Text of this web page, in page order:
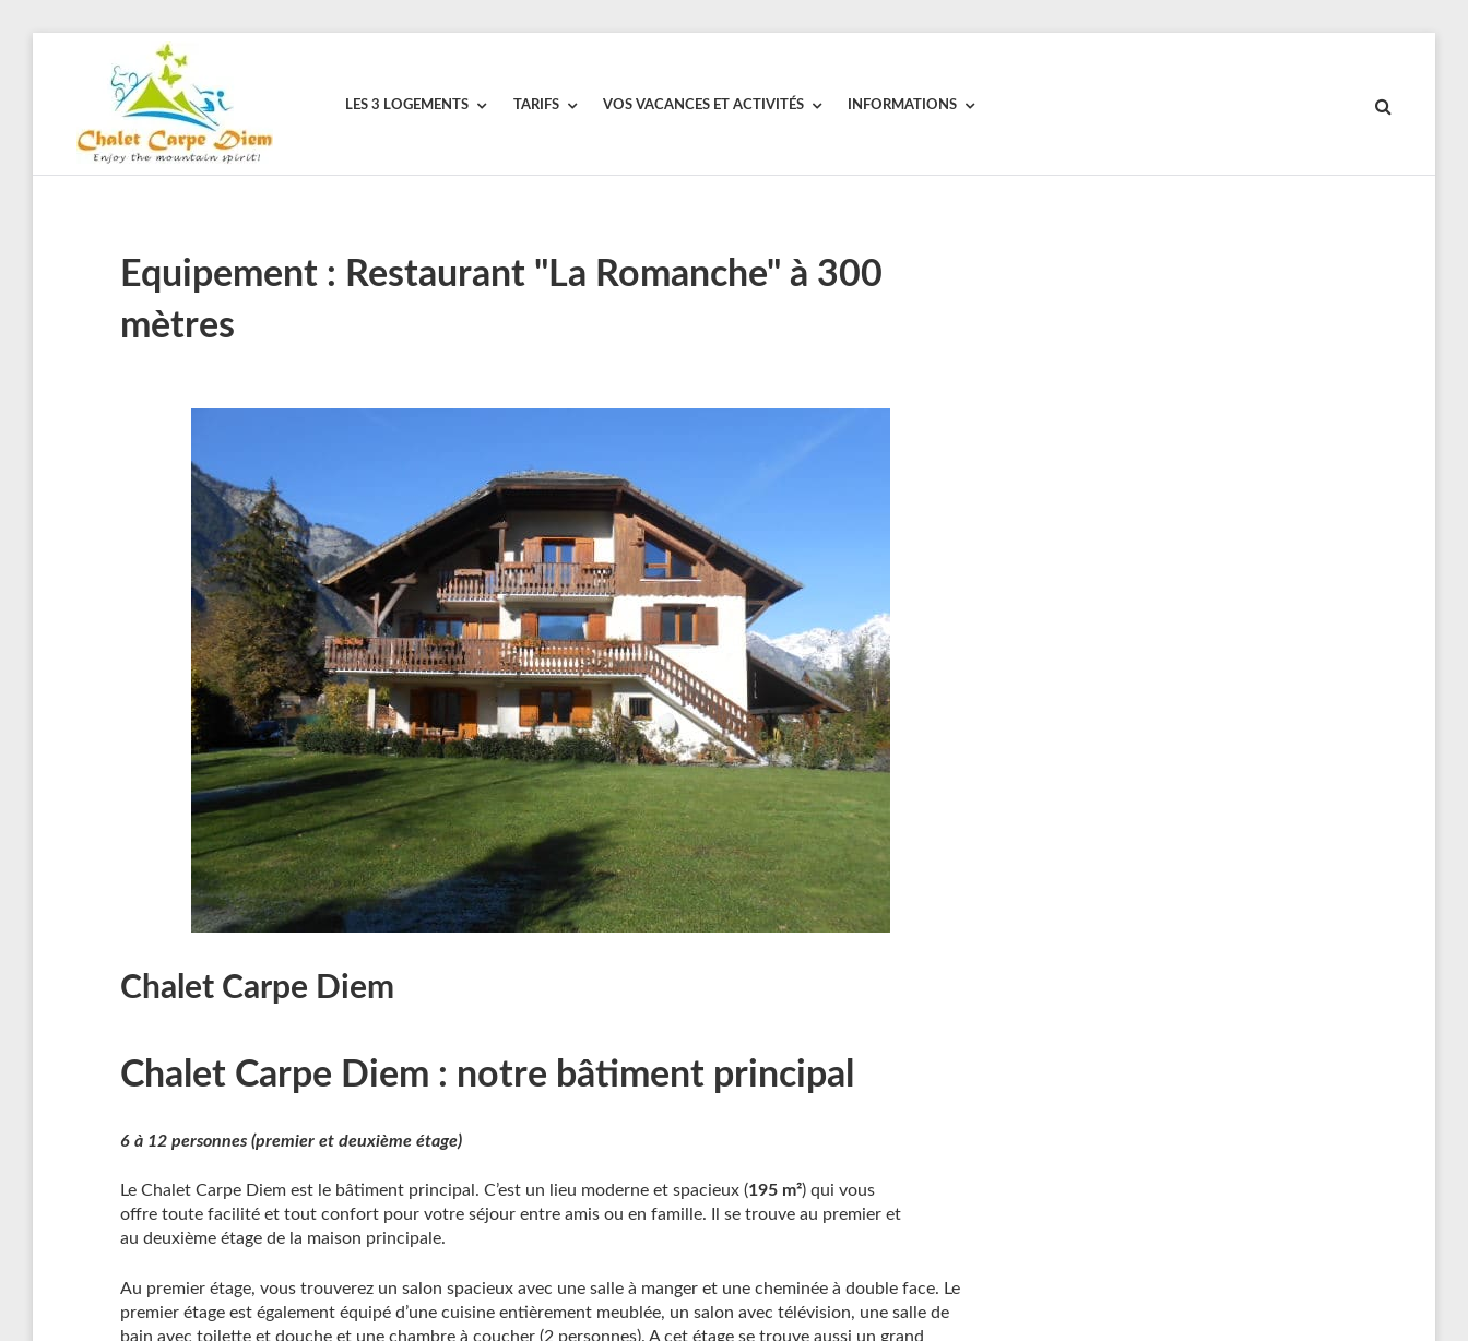
CHALET
CARPE
DIEM
Vakantiewoningen
voor
actieve
vakanties
LES 3 LOGEMENTS TARIFS VOS VACANCES ET ACTIVITÉS INFORMATIONS
Equipement : Restaurant "La Romanche" à 300
mètres
Chalet Carpe Diem
Chalet Carpe Diem : notre bâtiment principal
6 à 12 personnes (premier et deuxième étage)
Le Chalet Carpe Diem est le bâtiment principal. C’est un lieu moderne et spacieux (195 m²) qui vous
offre toute facilité et tout confort pour votre séjour entre amis ou en famille. Il se trouve au premier et
au deuxième étage de la maison principale.
Au premier étage, vous trouverez un salon spacieux avec une salle à manger et une cheminée à double face. Le
premier étage est également équipé d’une cuisine entièrement meublée, un salon avec télévision, une salle de
bain avec toilette et douche et une chambre à coucher (2 personnes). A cet étage se trouve aussi un grand